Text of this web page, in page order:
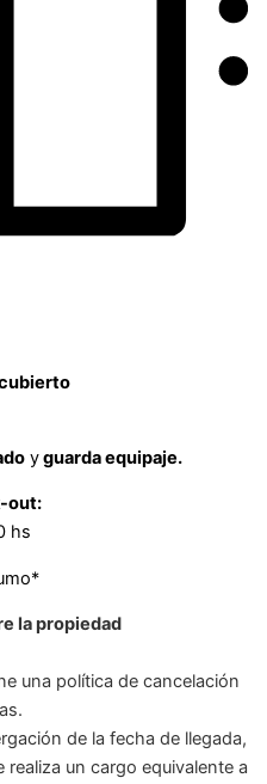
yguarda equipaje.
out:
hs
la propiedad
una política de cancelación
de la fecha de llegada,
un cargo equivalente a